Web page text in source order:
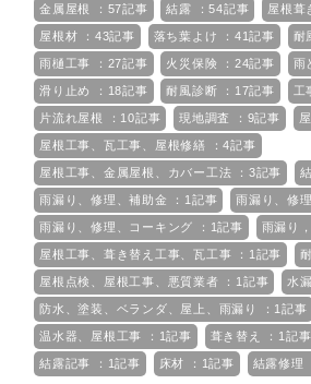
金属屋根 ：57記事 結露 ：54記事 屋根葺
屋根材 ：43記事 落ち葉よけ ：41記事 耐
雨樋工事 ：27記事 火災保険 ：24記事 雨
滑り止め ：18記事 耐風診断 ：17記事 工
片流れ屋根 ：10記事 現地調査 ：9記事
屋根工事、瓦工事、屋根修繕 ：4記事
屋根工事、金属屋根、カバー工法 ：3記事
雨漏り、修理、補助金 ：1記事 雨漏り、修
雨漏り、修理、コーキング ：1記事 雨漏り
屋根工事、葺き替え工事、瓦工事 ：1記事
屋根点検、屋根工事、悪質業者 ：1記事 水
防水、塗装、ベランダ、屋上、雨漏り ：1記事
温水器、屋根工事 ：1記事 葺き替え ：1記事
結露記事 ：1記事 床材 ：1記事 結露修理